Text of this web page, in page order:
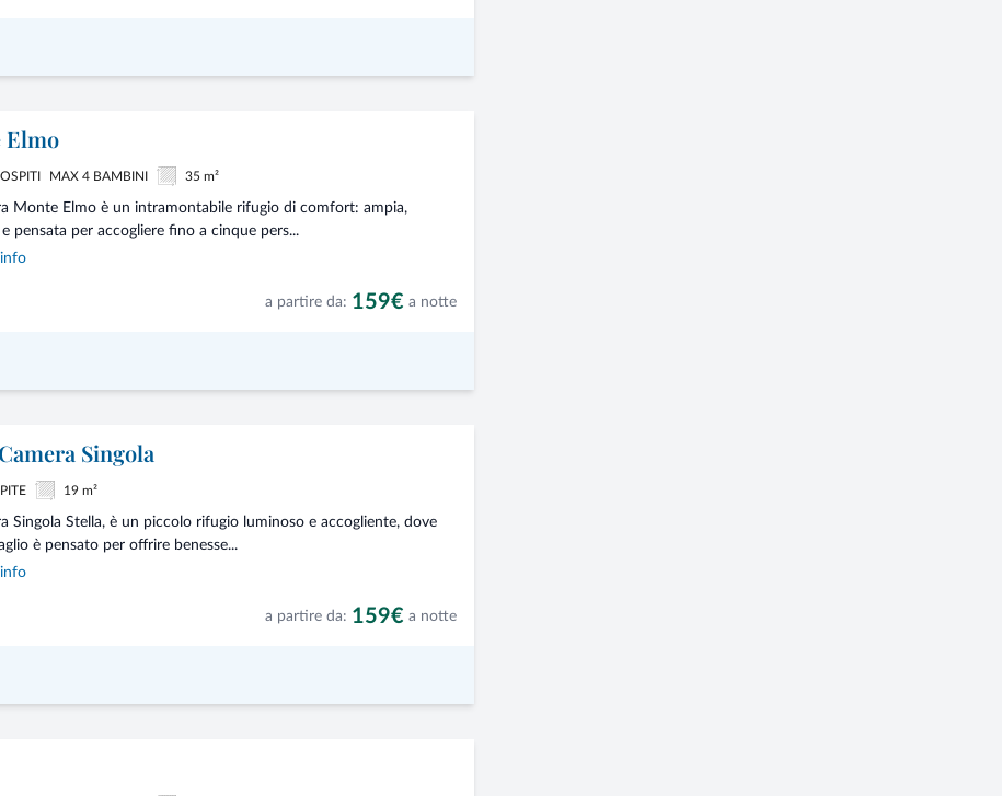
Elmo
MAX 4 BAMBINI 35 m²
Monte Elmo è un intramontabile rifugio di comfort: ampia,
e pensata per accogliere fino a cinque pers...
a partire da: 159€ a notte
Singola
19 m²
Singola Stella, è un piccolo rifugio luminoso e accogliente, dove
è pensato per offrire benesse...
a partire da: 159€ a notte